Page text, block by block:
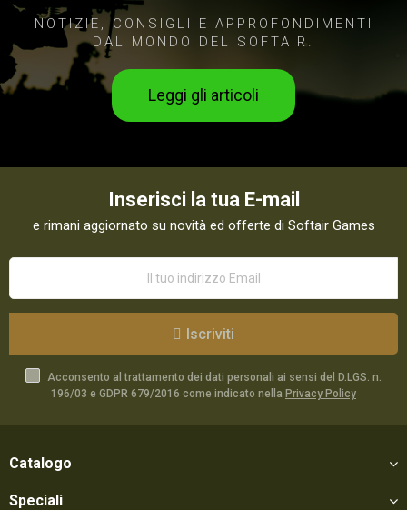
NOTIZIE, CONSIGLI E APPROFONDIMENTI
DAL MONDO DEL SOFTAIR.
Leggi gli articoli
Inserisci la tua E-mail
e rimani aggiornato su novità ed offerte di Softair Games
Iscriviti
Acconsento al trattamento dei dati personali ai sensi del D.LGS. n.
196/03 e GDPR 679/2016 come indicato nella Privacy Policy
Catalogo
Speciali